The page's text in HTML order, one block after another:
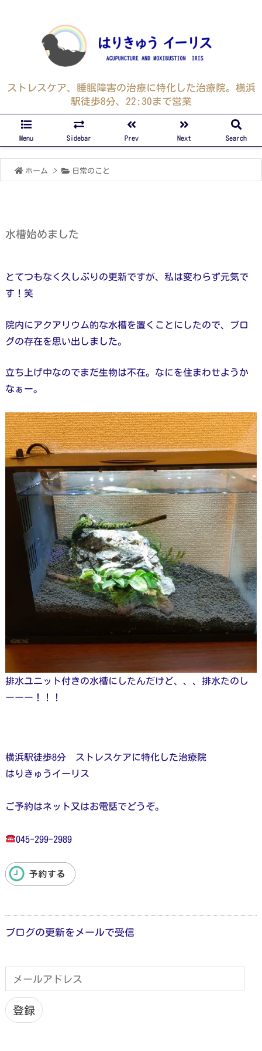
ストレスケア、睡眠障害の治療に特化した治療院。横浜
駅徒歩8分、22:30まで営業
Menu Sidebar Prev Next Search
ホーム > 日常のこと
水槽始めました
とてつもなく久しぶりの更新ですが、私は変わらず元気で
す！笑
院内にアクアリウム的な水槽を置くことにしたので、ブロ
グの存在を思い出しました。
立ち上げ中なのでまだ生物は不在。なにを住まわせようか
なぁー。
排水ユニット付きの水槽にしたんだけど、、、排水たのし
ーーー！！！
横浜駅徒歩8分 ストレスケアに特化した治療院
はりきゅうイーリス
ご予約はネット又はお電話でどうぞ。
045-299-2989
ブログの更新をメールで受信
ー
ル
ア
ド
レ
登録